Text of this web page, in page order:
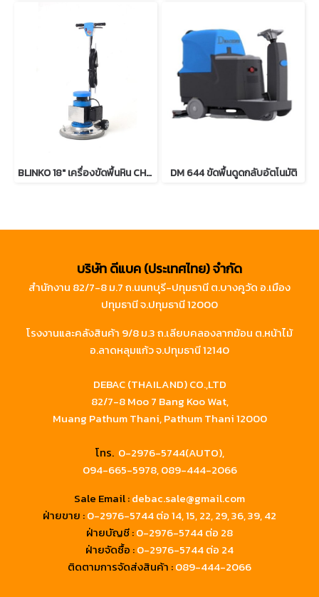
BLINKO 18" เครื่องขัดพื้นหิน CHAMPION DM 644 ขัดพื้นดูดกลับอัตโนมัติ
บริษัท ดีแบค (ประเทศไทย) จำกัด
สำนักงาน 82/7-8 ม.7 ถ.นนทบุรี-ปทุมธานี ต.บางคูวัด อ.เมือง
ปทุมธานี จ.ปทุมธานี 12000
โรงงานและคลังสินค้า 9/8 ม.3 ถ.เลียบคลองลากฆ้อน ต.หน้าไม้
อ.ลาดหลุมแก้ว จ.ปทุมธานี 12140
DEBAC (THAILAND) CO.,LTD
82/7-8 Moo 7 Bang Koo Wat,
Muang Pathum Thani, Pathum Thani 12000
โทร. 0-2976-5744(AUTO),
094-665-5978,089-444-2066
Sale Email :debac.sale@gmail.com
ฝ่ายขาย :0-2976-5744ต่อ 14, 15, 22, 29, 36, 39, 42
ฝ่ายบัญชี :0-2976-5744 ต่อ 28
ฝ่ายจัดซื้อ :0-2976-5744 ต่อ 24
ติดตามการจัดส่งสินค้า :089-444-2066